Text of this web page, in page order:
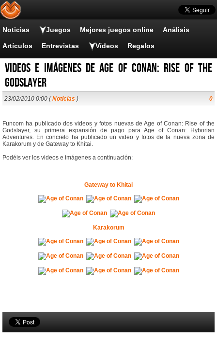
Noticias Juegos Mejores juegos online Análisis
Artículos Entrevistas Vídeos Regalos
Videos e imágenes de Age of Conan: Rise of the
Godslayer
23/02/2010 0:00 (Noticias ) 0
Funcom ha publicado dos videos y fotos nuevas de Age of Conan: Rise of the
Godslayer, su primera expansión de pago para Age of Conan: Hyborian
Adventures. En concreto ha publicado un video y fotos de la nueva zona de
Karakorum y de Gateway to Khitai.
Podéis ver los videos e imágenes a continuación:
Gateway to Khitai
Karakorum